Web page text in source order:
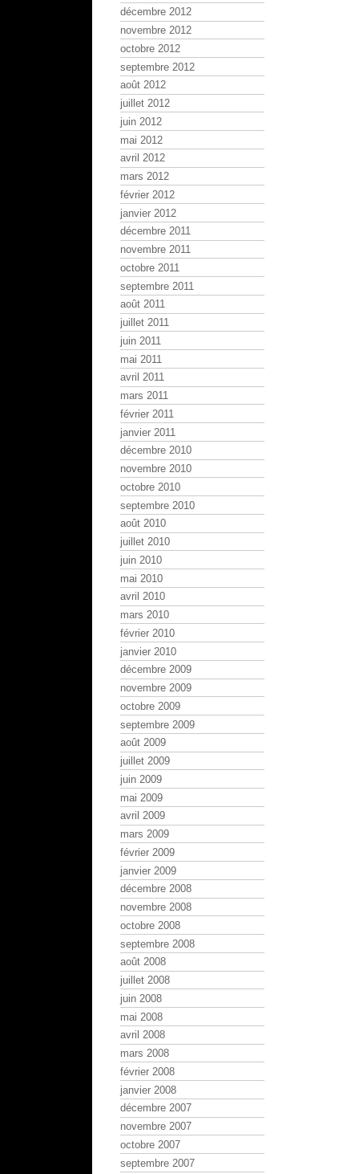
décembre 2012
novembre 2012
octobre 2012
septembre 2012
août 2012
juillet 2012
juin 2012
mai 2012
avril 2012
mars 2012
février 2012
janvier 2012
décembre 2011
novembre 2011
octobre 2011
septembre 2011
août 2011
juillet 2011
juin 2011
mai 2011
avril 2011
mars 2011
février 2011
janvier 2011
décembre 2010
novembre 2010
octobre 2010
septembre 2010
août 2010
juillet 2010
juin 2010
mai 2010
avril 2010
mars 2010
février 2010
janvier 2010
décembre 2009
novembre 2009
octobre 2009
septembre 2009
août 2009
juillet 2009
juin 2009
mai 2009
avril 2009
mars 2009
février 2009
janvier 2009
décembre 2008
novembre 2008
octobre 2008
septembre 2008
août 2008
juillet 2008
juin 2008
mai 2008
avril 2008
mars 2008
février 2008
janvier 2008
décembre 2007
novembre 2007
octobre 2007
septembre 2007